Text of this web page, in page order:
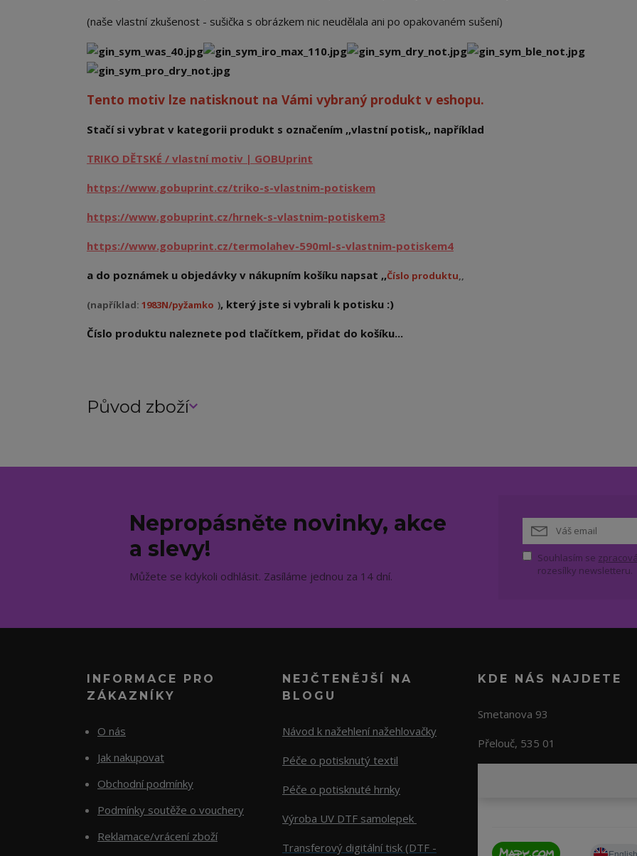
(naše vlastní zkušenost - sušička s obrázkem nic neudělala ani po opakovaném sušení)
Tento motiv lze natisknout na Vámi vybraný produkt v eshopu.
Stačí si vybrat v kategorii produkt s označením ,,vlastní potisk,, například
TRIKO DĚTSKÉ / vlastní motiv | GOBUprint
https://www.gobuprint.cz/triko-s-vlastnim-potiskem
https://www.gobuprint.cz/hrnek-s-vlastnim-potiskem3
https://www.gobuprint.cz/termolahev-590ml-s-vlastnim-potiskem4
a do poznámek u objedávky v nákupním košíku napsat ,,Číslo produktu,,
(například: 1983N/pyžamko ), který jste si vybrali k potisku :)
Číslo produktu naleznete pod tlačítkem, přidat do košíku...
Původ zboží
Nepropásněte novinky, akce
a slevy!
Můžete se kdykoli odhlásit. Zasíláme jednou za 14 dní.
Souhlasím se
rozesílky newsletteru.
INFORMACE PRO
ZÁKAZNÍKY
O nás
Jak nakupovat
Obchodní podmínky
Podmínky soutěže o vouchery
Reklamace/vrácení zboží
NEJČTENĚJŠÍ NA
BLOGU
Návod k nažehlení nažehlovačky
Péče o potisknutý textil
Péče o potisknuté hrnky
Výroba UV DTF samolepek
Transferový digitální tisk (DTF -
KDE NÁS NAJDETE
Smetanova 93
Přelouč, 535 01